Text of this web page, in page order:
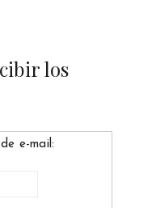
los
e-mail: